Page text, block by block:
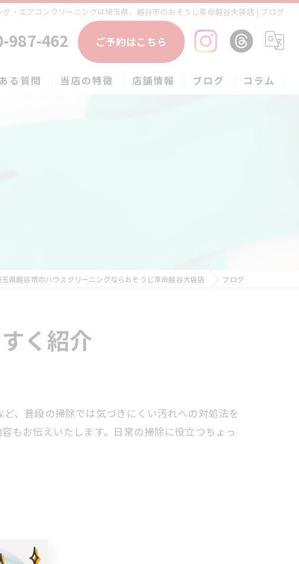
グ・エアコンクリーニングは埼玉県、越谷市のおそうじ革命越谷大袋店 | ブログ
987-462 ご予約はこちら
る質問 当店の特徴 店舗情報 ブログ コラム
玉県越谷市のハウスクリーニングならおそうじ革命越谷大袋店 ブログ
く紹介
、普段の掃除では気づきにくい汚れへの対処法を
もお伝えいたします。日常の掃除に役立つちょっ